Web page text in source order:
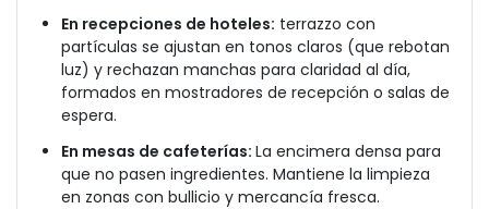
En recepciones de hoteles: terrazzo con
partículas se ajustan en tonos claros (que rebotan
luz) y rechazan manchas para claridad al día,
formados en mostradores de recepción o salas de
espera.
En mesas de cafeterías: La encimera densa para
que no pasen ingredientes. Mantiene la limpieza
en zonas con bullicio y mercancía fresca.